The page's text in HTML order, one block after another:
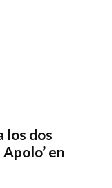
los dos
en